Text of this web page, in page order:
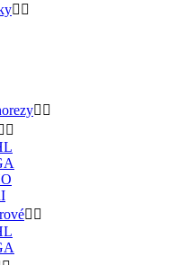
 
 

 